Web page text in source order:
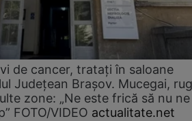
de cancer, tratați în saloane
Județean Brașov. Mucegai,
zone: „Ne este frică să nu ne
FOTO/VIDEO actualitate.net